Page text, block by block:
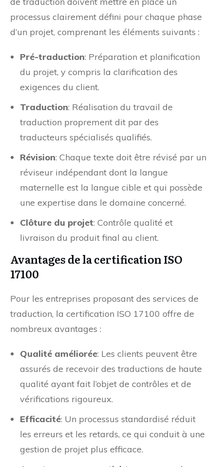
de traduction doivent mettre en place un
processus clairement défini pour chaque phase
Pré-traduction: Préparation et planification
du projet, y compris la clarification des
Traduction: Réalisation du travail de
traduction proprement dit par des
Révision : Chaque texte doit être révisé par un
réviseur indépendant dont la langue
maternelle est la langue cible et qui possède
Clôture du projet: Contrôle qualité et
Avantages de la certification ISO
Pour les entreprises proposant des services de
traduction, la certification ISO 17100 offre de
Qualité améliorée: Les clients peuvent être
assurés de recevoir des traductions de haute
qualité ayant fait l’objet de contrôles et de
Efficacité: Un processus standardisé réduit
les erreurs et les retards, ce qui conduit à une